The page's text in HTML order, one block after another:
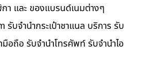
า และ ของแบรนด์เนมต่างๆ
บจำนำกระเป๋าชาแนล บริการ รับ
มือถือ รับจำนำโทรศัพท์ รับจำนำไอ